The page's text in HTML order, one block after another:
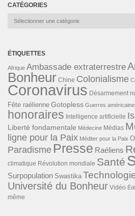
CATÉGORIES
Catégories
ÉTIQUETTES
Afrique Ambassade extraterrestre
Bonheur Chine Colonialisme
Coronavirus Désarmement
Fête raélienne Gotopless Guerres
honoraires Intelligence artificielle
Liberté fondamentale Médecine Médias
ligne pour la Paix Méditer pour la Paix
Paradisme Presse Raéliens
climatique Révolution mondiale Santé
Surpopulation Swastika
Université du Bonheur Vidéo
même